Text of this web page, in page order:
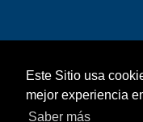
Este Sitio usa
mejor experiencia
Saber más